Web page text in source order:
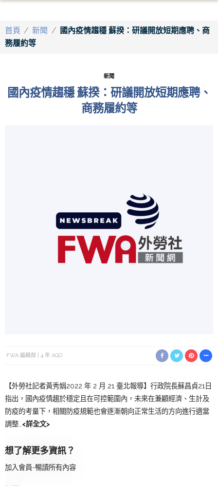
首頁 / 新聞 / 國內疫情趨穩 蘇揆：研議開放短期應聘、商
務履約等
新聞
國內疫情趨穩 蘇揆：研議開放短期應聘、
商務履約等
FWA 編輯部 4 年 AGO
【外勞社記者黃秀娟2022 年 2 月 21 臺北報導】行政院長蘇昌貞21日
指出，國內疫情趨於穩定且在可控範圍內，未來在兼顧經濟、生計及
防疫的考量下，相關防疫規範也會逐漸朝向正常生活的方向進行適當
調整… <詳全文>
想了解更多資訊？
加入會員-暢讀所有內容